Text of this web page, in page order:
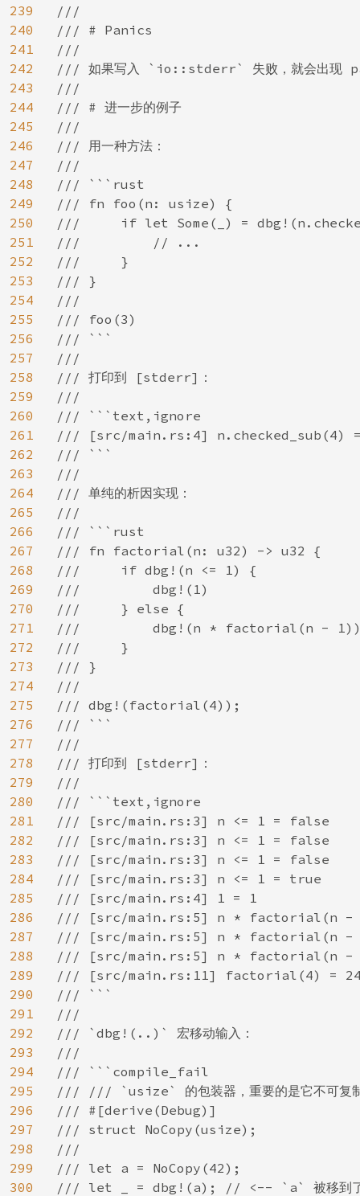
239
240
241
242
243
244
245
246
247
248
249
250
251
252
253
254
255
256
257
258
259
260
261
262
263
264
265
266
267
268
269
270
271
272
273
274
275
276
277
278
279
280
281
282
283
284
285
286
287
288
289
290
291
292
293
294
295
296
297
298
299
300
///
/// # Panics
///
/// 如果写入 `io::stderr` 失败，就会出现
///
/// # 进一步的例子
///
/// 用一种方法：
///
/// ```rust
/// fn foo(n: usize) {
///     if let Some(_) =
///         // ...
///     }
/// }
///
/// foo(3)
/// ```
///
/// 打印到 [stderr]：
///
/// ```text,ignore
/// [src/main.rs:4] n.checked_sub(4) =
/// ```
///
/// 单纯的析因实现：
///
/// ```rust
/// fn factorial(n: u32) -> u32 {
///     if dbg!(n <= 1) {
///         dbg!(1)
///     } else {
///         dbg!(n * factorial(n -
///     }
/// }
///
/// dbg!(factorial(4));
/// ```
///
/// 打印到 [stderr]：
///
/// ```text,ignore
/// [src/main.rs:3] n <= 1 = false
/// [src/main.rs:3] n <= 1 = false
/// [src/main.rs:3] n <= 1 = false
/// [src/main.rs:3] n <= 1 = true
/// [src/main.rs:4] 1 = 1
/// [src/main.rs:5] n * factorial(n -
/// [src/main.rs:5] n * factorial(n -
/// [src/main.rs:5] n * factorial(n -
/// [src/main.rs:11] factorial(4) =
/// ```
///
/// `dbg!(..)` 宏移动输入：
///
/// ```compile_fail
/// /// `usize` 的包装器，重要的是它不可复
/// #[derive(Debug)]
/// struct NoCopy(usize);
///
/// let a = NoCopy(42);
/// let _ = dbg!(a); // <-- `a` 被移到了